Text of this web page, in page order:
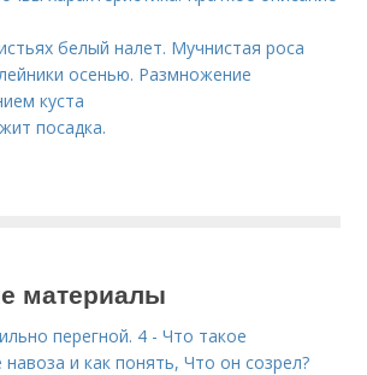
белый налет. Мучнистая роса
осенью. Размножение
куста
посадка.
материалы
перегной. 4 - Что такое
и как понять, Что он созрел?